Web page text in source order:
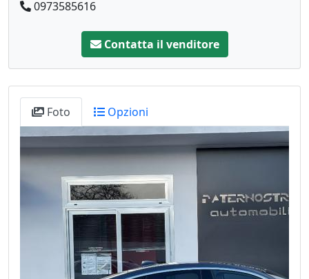
0973585616
Contatta il venditore
Foto Opzioni